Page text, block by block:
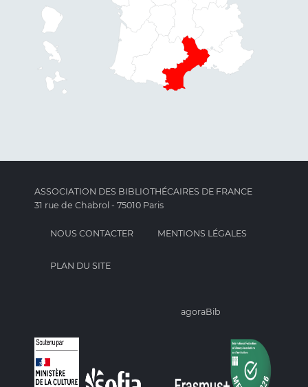
ASSOCIATION DES BIBLIOTHÉCAIRES DE FRANCE
31 rue de Chabrol - 75010 Paris
NOUS CONTACTER MENTIONS LÉGALES
PLAN DU SITE
agoraBib